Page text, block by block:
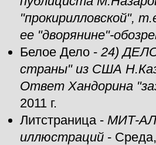
"прокирилловской",
ее "дворянине"-
Белое Дело - 24)
страны" из США
Ответ Хандорина
2011 г.
Литстраница- МИТ-
иллюстраций -